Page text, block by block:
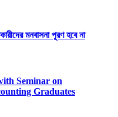
মনবাসনা পূরণ হবে না
Seminar on
Graduates